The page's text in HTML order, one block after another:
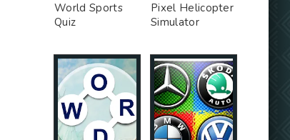
World Sports
Quiz
Pixel Helicopter
Simulator